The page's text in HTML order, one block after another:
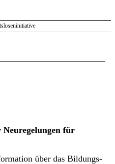
für
über das Bildungs-